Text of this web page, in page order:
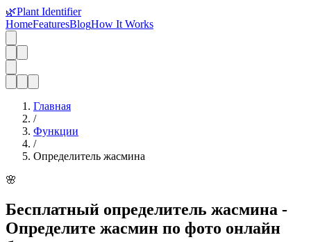
🌿Plant Identifier
HomeFeaturesBlogHow It Works
Главная
/
Функции
/
Определитель жасмина
🌸
Бесплатный определитель жасмина -
Определите жасмин по фото онлайн